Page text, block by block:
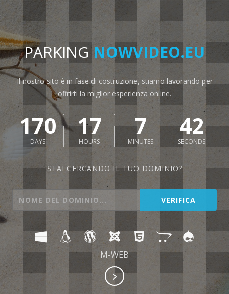
PARKINGNOWVIDEO.EU
Il nostro sito è in fase di costruzione, stiamo lavorando per
offrirti la miglior esperienza online.
170
DAYS
17
HOURS
7
MINUTES
42
SECONDS
STAI CERCANDO IL TUO DOMINIO?
M-WEB